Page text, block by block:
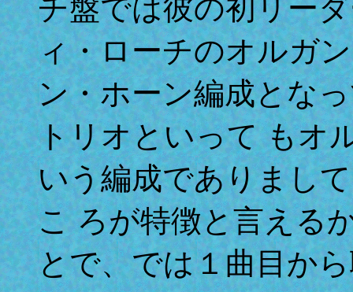
チ盤では彼の初リー
ィ・ローチのオルガ
ン・ホーン編成とな
トリオといって もオ
いう編成でありまし
こ ろが特徴と言える
とで、では１曲目か